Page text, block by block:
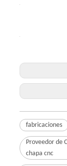
fabricaciones
Proveedor de
chapa cnc